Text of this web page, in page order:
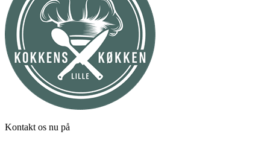
Kontakt os nu på